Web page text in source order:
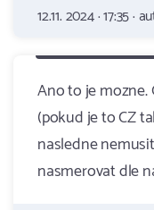
12.11. 2024 · 17:35 ·
Ano to je
(pokud je to CZ
nasledne
nasmerovat dle